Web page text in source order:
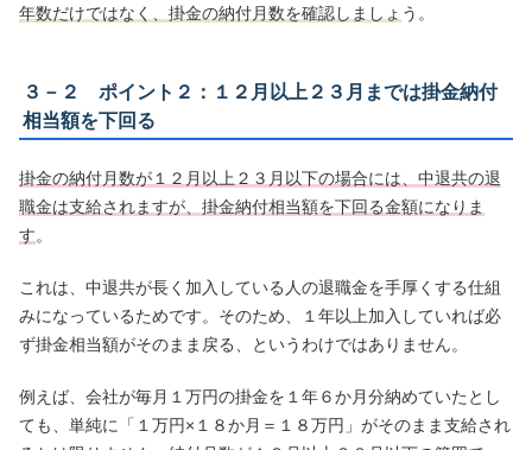
年数だけではなく、掛金の納付月数を確認しましょ う。
３－２ ポイント２：１２月以上２３月までは掛金納付
相当額を下回る
掛金の納付月数が１２月以上２３月以下の場合には、中退共の退
職金は支給されますが、掛金納付相当額を下回る金額になりま
す。
これは、中退共が長く加入している人の退職金を手厚くする仕組
みになっているためです。そのため、１年以上加入していれば必
ず掛金相当額がそのまま戻る、というわけではありません。
例えば、会社が毎月１万円の掛金を１年６か月分納めていたとし
ても、単純に「１万円×１８か月＝１８万円」がそのまま支給され